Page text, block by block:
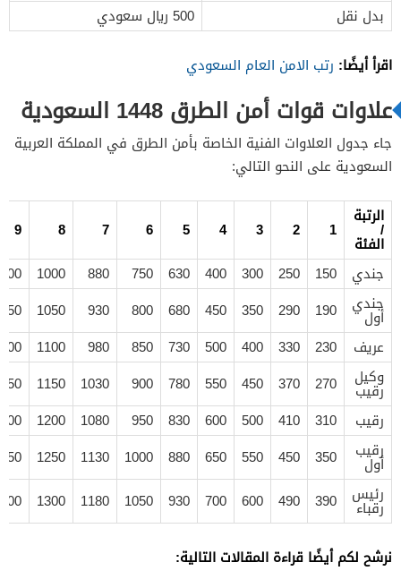
بدل نقل
500 ريال سعودي
اقرأ أيضًا: رتب الامن العام السعودي
علاوات قوات أمن الطرق 1448 السعودية
جاء جدول العلاوات الفنية الخاصة بأمن الطرق في المملكة العربية
السعودية على النحو التالي:
الرتبة
/
الفئة
1
2
3
4
5
6
7
8
9
جندي
150
250
300
400
630
750
880
1000
جندي
أول 190
290
350
450
680
800
930
1050
عريف
230
330
400
500
730
850
980
1100
وكيل
رقيب 270
370
450
550
780
900
1030
1150
رقيب
310
410
500
600
830
950
1080
1200
رقيب
أول 350
450
550
650
880
1000
1130
1250
رئيس
رقباء 390
490
600
700
930
1050
1180
1300
نرشح لكم أيضًا قراءة المقالات التالية: